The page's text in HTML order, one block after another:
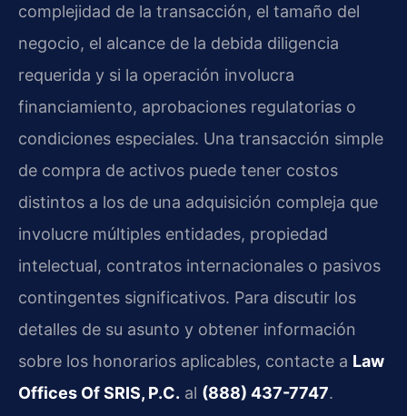
complejidad de la transacción, el tamaño del
negocio, el alcance de la debida diligencia
requerida y si la operación involucra
financiamiento, aprobaciones regulatorias o
condiciones especiales. Una transacción simple
de compra de activos puede tener costos
distintos a los de una adquisición compleja que
involucre múltiples entidades, propiedad
intelectual, contratos internacionales o pasivos
contingentes significativos. Para discutir los
detalles de su asunto y obtener información
sobre los honorarios aplicables, contacte a Law
Offices Of SRIS, P.C. al (888) 437-7747.